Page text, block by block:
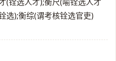
选);衡综(谓考核铨选官吏)